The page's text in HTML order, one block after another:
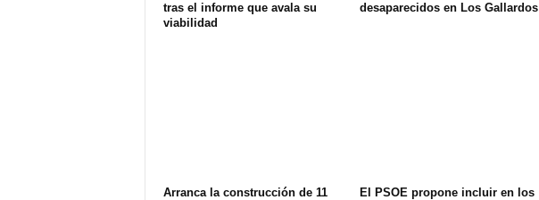
tras el informe que avala su
viabilidad
desaparecidos en Los Gallardos
Arranca la construcción de 11
El PSOE propone incluir en los